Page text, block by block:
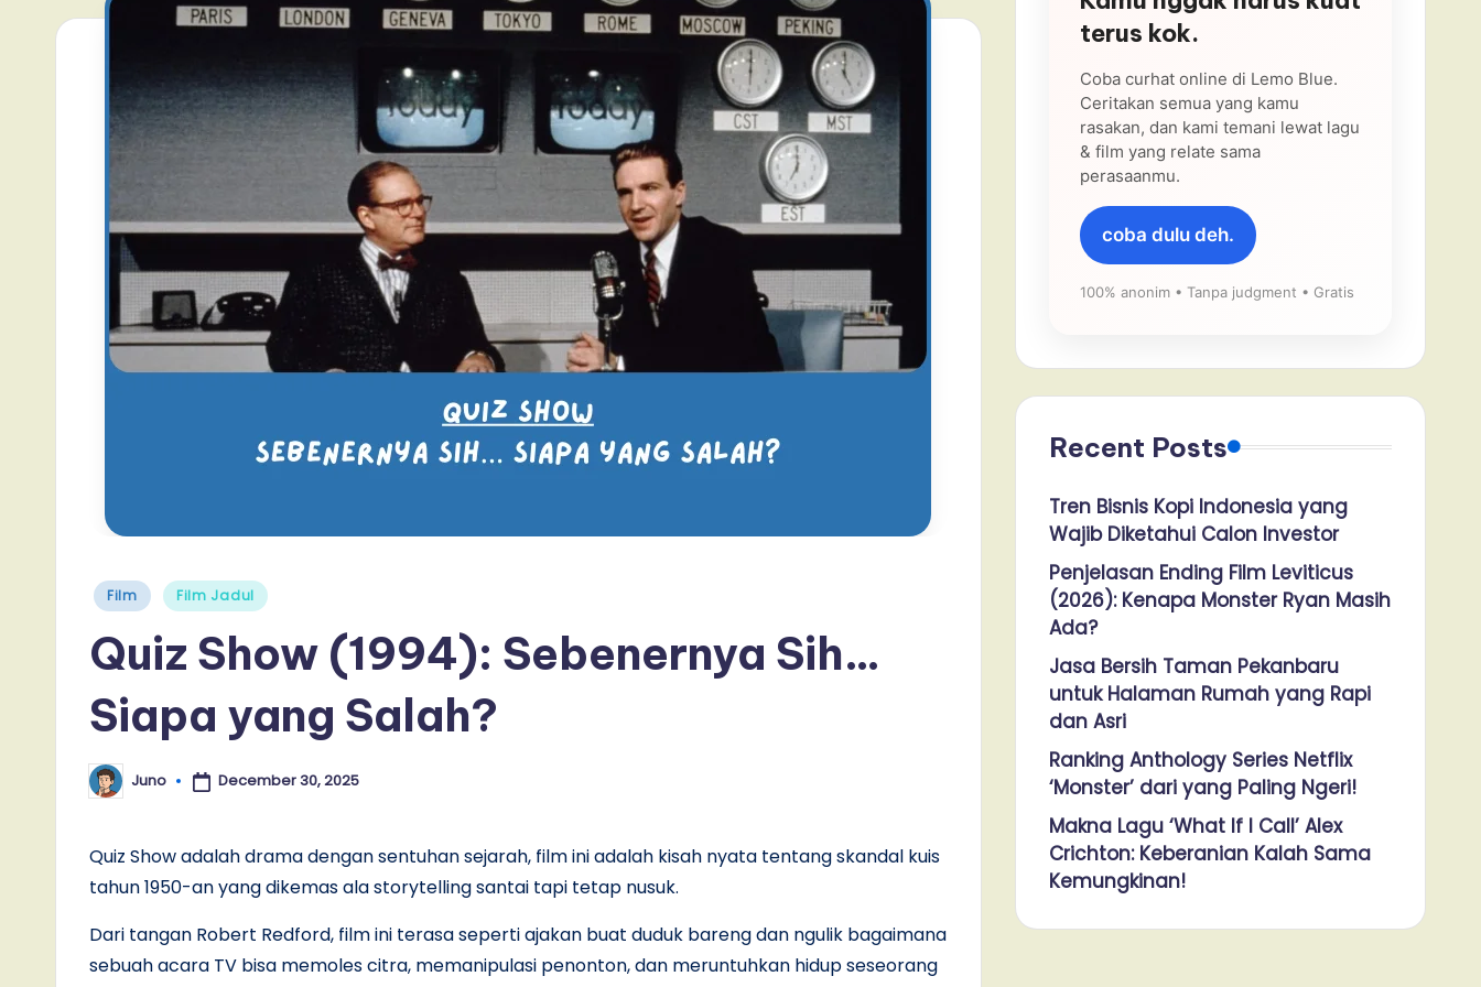
Posted
Film Film Jadul
Quiz Show (1994): Sebenernya Sih…
Siapa yang Salah?
Posted
by
Juno December 30, 2025
Quiz Show adalah drama dengan sentuhan sejarah, film ini adalah kisah nyata tentang skandal kuis
tahun 1950-an yang dikemas ala storytelling santai tapi tetap nusuk.
Dari tangan Robert Redford, film ini terasa seperti ajakan buat duduk bareng dan ngulik bagaimana
sebuah acara TV bisa memoles citra, memanipulasi penonton, dan meruntuhkan hidup seseorang
terus kok.
Coba curhat online di Lemo Blue.
Ceritakan semua yang kamu
rasakan, dan kami temani lewat lagu
& film yang relate sama
perasaanmu.
coba dulu deh.
100% anonim • Tanpa judgment • Gratis
Recent Posts
Tren Bisnis Kopi Indonesia yang
Wajib Diketahui Calon Investor
Penjelasan Ending Film Leviticus
(2026): Kenapa Monster Ryan Masih
Ada?
Jasa Bersih Taman Pekanbaru
untuk Halaman Rumah yang Rapi
dan Asri
Ranking Anthology Series Netflix
‘Monster’ dari yang Paling Ngeri!
Makna Lagu ‘What If I Call’ Alex
Crichton: Keberanian Kalah Sama
Kemungkinan!